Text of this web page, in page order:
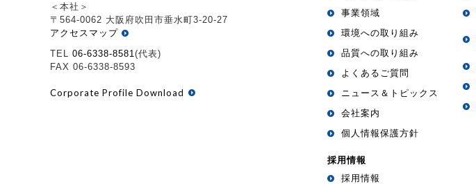
＜本社＞
〒564-0062 大阪府吹田市垂水町3-20-27
アクセスマップ
TEL 06-6338-8581 (代表)
FAX 06-6338-8593
Corporate Profile Download
事業領域
環境への取り組み
品質への取り組み
よくあるご質問
ニュース＆トピックス
会社案内
個人情報保護方針
採用情報
採用情報